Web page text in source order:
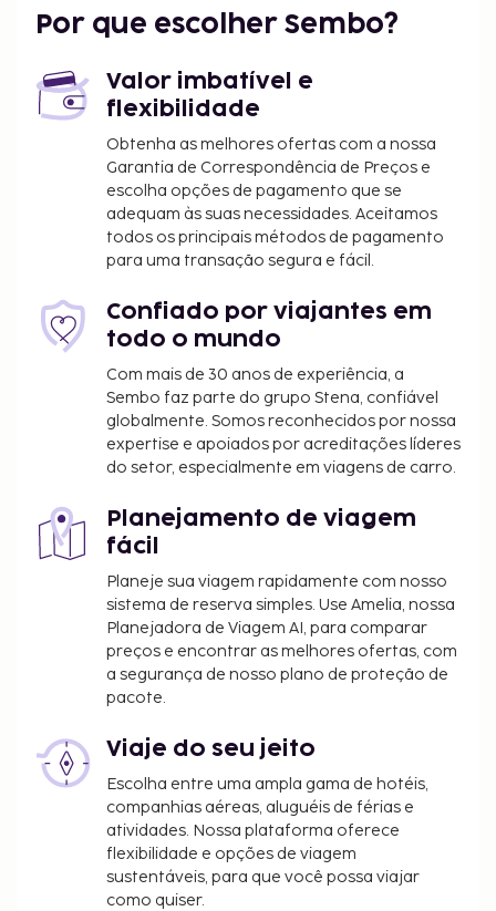
Por que escolher Sembo?
Valor imbatível e
flexibilidade
Obtenha as melhores ofertas com a nossa
Garantia de Correspondência de Preços e
escolha opções de pagamento que se
adequam às suas necessidades. Aceitamos
todos os principais métodos de pagamento
para uma transação segura e fácil.
Confiado por viajantes em
todo o mundo
Com mais de 30 anos de experiência, a
Sembo faz parte do grupo Stena, confiável
globalmente. Somos reconhecidos por nossa
expertise e apoiados por acreditações líderes
do setor, especialmente em viagens de carro.
Planejamento de viagem
fácil
Planeje sua viagem rapidamente com nosso
sistema de reserva simples. Use Amelia, nossa
Planejadora de Viagem AI, para comparar
preços e encontrar as melhores ofertas, com
a segurança de nosso plano de proteção de
pacote.
Viaje do seu jeito
Escolha entre uma ampla gama de hotéis,
companhias aéreas, aluguéis de férias e
atividades. Nossa plataforma oferece
flexibilidade e opções de viagem
sustentáveis, para que você possa viajar
como quiser.